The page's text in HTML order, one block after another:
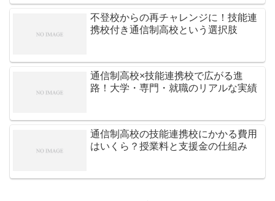
不登校からの再チャレンジに！技能連
携校付き通信制高校という選択肢
通信制高校×技能連携校で広がる進
路！大学・専門・就職のリアルな実績
通信制高校の技能連携校にかかる費用
はいくら？授業料と支援金の仕組み